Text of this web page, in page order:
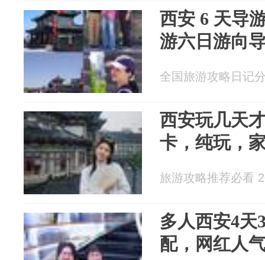
西安 6 天导
游六日游向
全国旅游攻略日记
西安玩几天
卡，纯玩，
旅游攻略推荐必看
多人西安4天
配，网红人